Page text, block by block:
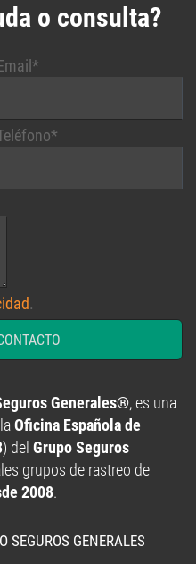
o consulta?
.
Generales®, es una
Oficina Española de
) del Grupo Seguros
grupos de rastreo de
2008.
SEGUROS GENERALES